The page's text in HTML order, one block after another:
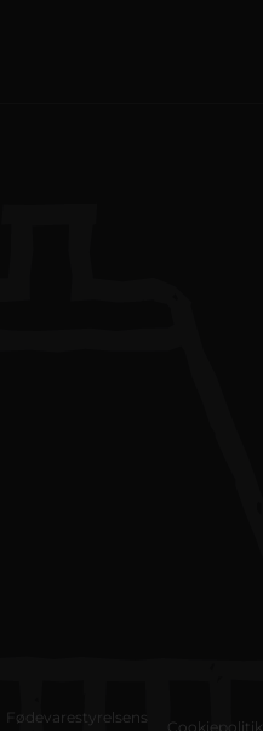
Fødevarestyrelsens
Cookiepolitik